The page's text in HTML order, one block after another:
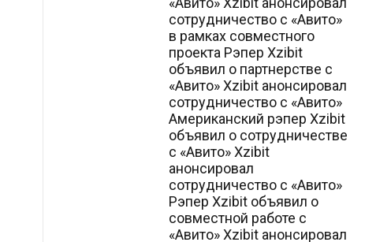
сотрудничество с «Авито»
в рамках совместного
проекта Рэпер Xzibit
объявил о партнерстве с
«Авито» Xzibit анонсировал
сотрудничество с «Авито»
Американский рэпер Xzibit
объявил о сотрудничестве
с «Авито» Xzibit
анонсировал
сотрудничество с «Авито»
Рэпер Xzibit объявил о
совместной работе с
«Авито» Xzibit анонсировал